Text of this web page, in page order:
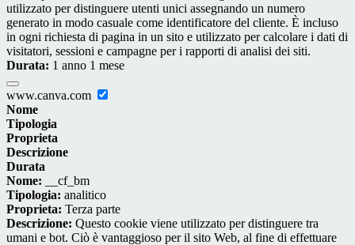
utilizzato per distinguere utenti unici assegnando un numero
generato in modo casuale come identificatore del cliente. È incluso
in ogni richiesta di pagina in un sito e utilizzato per calcolare i dati di
visitatori, sessioni e campagne per i rapporti di analisi dei siti.
Durata: 1 anno 1 mese
www.canva.com
Nome
Tipologia
Proprieta
Descrizione
Durata
Nome: __cf_bm
Tipologia: analitico
Proprieta: Terza parte
Descrizione: Questo cookie viene utilizzato per distinguere tra
umani e bot. Ciò è vantaggioso per il sito Web, al fine di effettuare